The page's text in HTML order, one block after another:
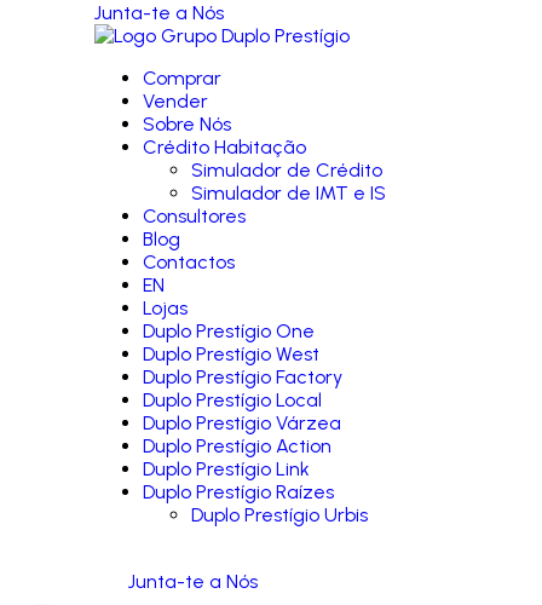
Junta-te a Nós
Comprar
Vender
Sobre Nós
Crédito Habitação
Simulador de Crédito
Simulador de IMT e IS
Consultores
Blog
Contactos
EN
Lojas
Duplo Prestígio One
Duplo Prestígio West
Duplo Prestígio Factory
Duplo Prestígio Local
Duplo Prestígio Várzea
Duplo Prestígio Action
Duplo Prestígio Link
Duplo Prestígio Raízes
Duplo Prestígio Urbis
Junta-te a Nós